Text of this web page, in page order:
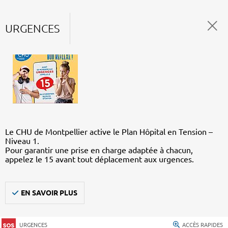
URGENCES
Le CHU de Montpellier active le Plan Hôpital en Tension –
Niveau 1.
Pour garantir une prise en charge adaptée à chacun,
appelez le 15 avant tout déplacement aux urgences.
EN SAVOIR PLUS
URGENCES ACCÈS RAPIDES